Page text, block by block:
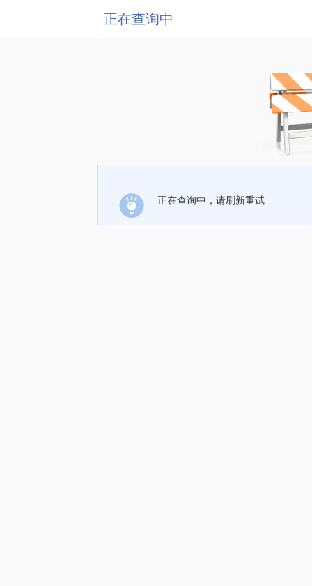
正在查询中
正在查询中，请刷新重试